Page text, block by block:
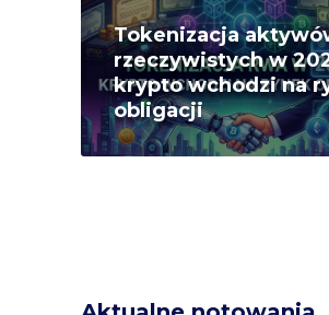
Tokenizacja
rzeczywistych w
krypto wchodzi na
obligacji